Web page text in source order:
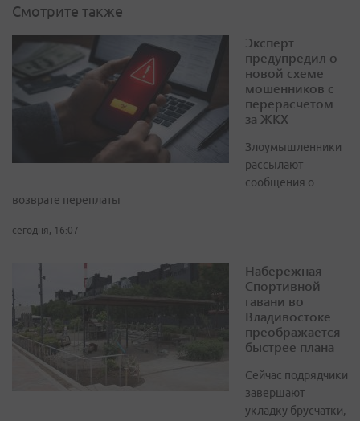
Смотрите также
Эксперт
предупредил о
новой схеме
мошенников с
перерасчетом
за ЖКХ
Злоумышленники
рассылают
сообщения о
возврате переплаты
сегодня, 16:07
Набережная
Спортивной
гавани во
Владивостоке
преображается
быстрее плана
Сейчас подрядчики
завершают
укладку брусчатки,